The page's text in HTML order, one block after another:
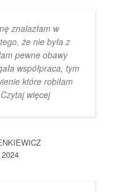
znalazłam w
że nie była z
pewne obawy
współpraca, tym
które robiłam
więcej